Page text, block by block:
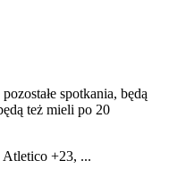
spotkania, będą
też mieli po 20
Atletico +23, ...